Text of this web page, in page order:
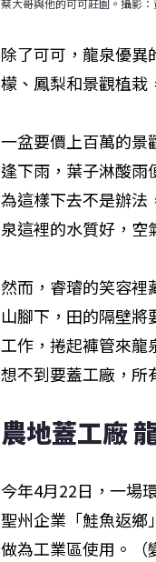
蔡大哥與他的可可莊園。攝影：
除了可可，龍泉優
檬、鳳梨和景觀植栽
一盆要價上百萬的景
逢下雨，葉子淋酸
為這樣下去不是辦法
泉這裡的水質好，空
然而，睿璿的笑容裡
山腳下，田的隔壁
工作，捲起褲管來龍
想不到要蓋工廠，所
農地蓋工廠
今年4月22日，一場
聖州企業「鮭魚返鄉
做為工業區使用。（